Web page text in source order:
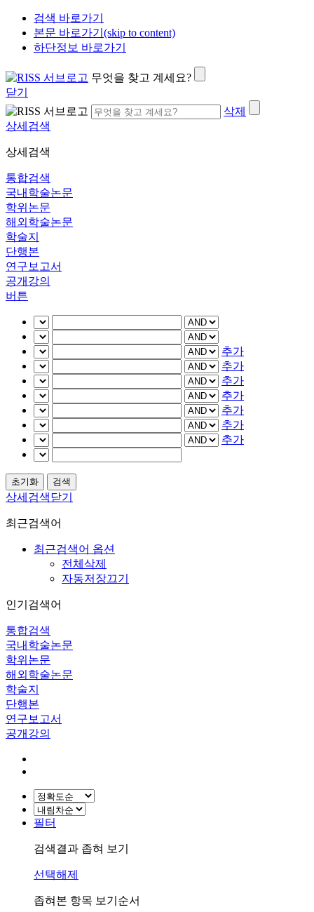
검색 바로가기
본문 바로가기(skip to content)
하단정보 바로가기
무엇을 찾고 계세요?
닫기
삭제
상세검색
상세검색
통합검색
국내학술논문
학위논문
해외학술논문
학술지
단행본
연구보고서
공개강의
버튼
추가
추가
추가
추가
추가
추가
추가
상세검색닫기
최근검색어
최근검색어 옵션
전체삭제
자동저장끄기
인기검색어
통합검색
국내학술논문
학위논문
해외학술논문
학술지
단행본
연구보고서
공개강의
필터
검색결과 좁혀 보기
선택해제
좁혀본 항목 보기순서